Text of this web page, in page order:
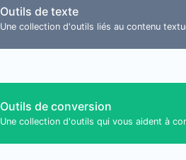
Outils de texte
Une collection d'outils liés au contenu
Outils de conversion
Une collection d'outils qui vous aident à